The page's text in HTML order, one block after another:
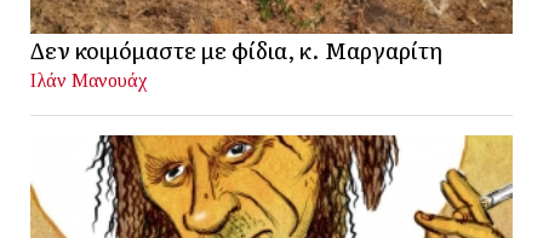
Δεν κοιμόμαστε με φίδια, κ. Μαργαρίτη
Ιλάν Μανουάχ